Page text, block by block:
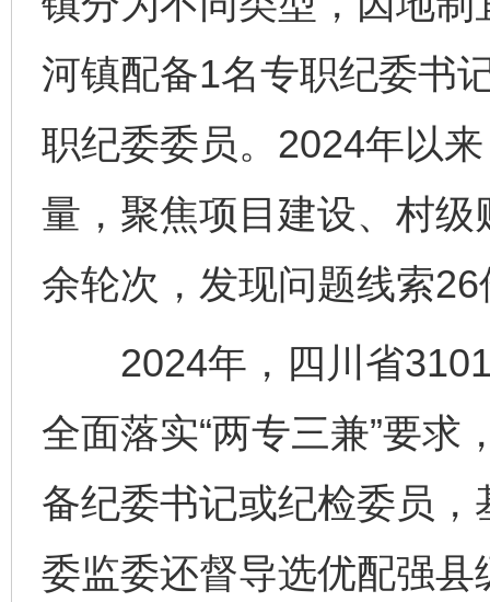
河镇配备1名专职纪委书
职纪委委员。2024年以
量，聚焦项目建设、村
余轮次，发现问题线索
2024年，四川省3101
全面落实“两专三兼”要
备纪委书记或纪检委员
委监委还督导选优配强